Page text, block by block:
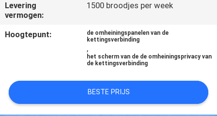
SITEMAP
Levering
vermogen:
1500 broodjes per week
Hoogtepunt:
de omheiningspanelen van de
kettingsverbinding
,
het scherm van de de omheiningsprivacy van
de kettingsverbinding
BESTE PRIJS